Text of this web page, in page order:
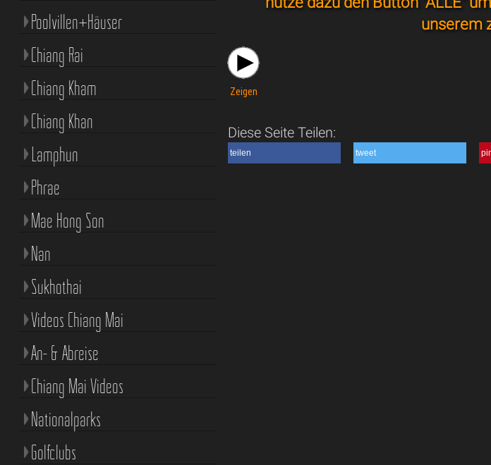
unserem
Zeigen
Diese Seite Teilen:
teilen tweet
Poolvillen+Häuser
Chiang Rai
Chiang Kham
Chiang Khan
Lamphun
Phrae
Mae Hong Son
Nan
Sukhothai
Videos Chiang Mai
An- & Abreise
Chiang Mai Videos
Nationalparks
Golfclubs